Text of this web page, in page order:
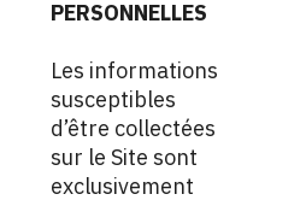
PERSONNELLES
Les informations
susceptibles
d’être collectées
sur le Site sont
exclusivement